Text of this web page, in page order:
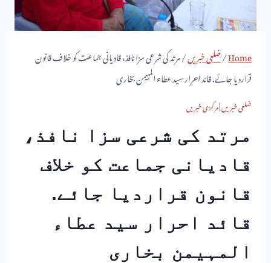
Home
/ضلعی خبریں/مرتد کی شرعی سزا نافذ، قادیانی جماعت کو خلاف قانون
قراردیا جائے. قائد احرار سید عطاء المہیمن بخاری
ضلعی خبریں|مرکزی خبریں
مرتد کی شرعی سزا نافذ،
قادیانی جماعت کو خلاف
قانون قراردیا جائے.
قائد احرار سید عطاء
المہیمن بخاری